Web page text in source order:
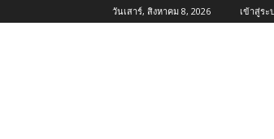
วันเสาร์, สิงหาคม 8, 2026 เข้าสู่ระ